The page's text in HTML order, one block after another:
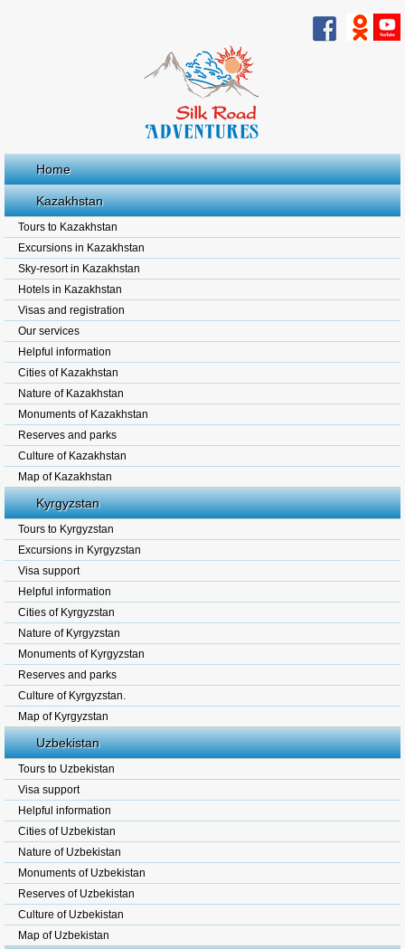
Home
Kazakhstan
Tours to Kazakhstan
Excursions in Kazakhstan
Sky-resort in Kazakhstan
Hotels in Kazakhstan
Visas and registration
Our services
Helpful information
Cities of Kazakhstan
Nature of Kazakhstan
Monuments of Kazakhstan
Reserves and parks
Culture of Kazakhstan
Map of Kazakhstan
Kyrgyzstan
Tours to Kyrgyzstan
Excursions in Kyrgyzstan
Visa support
Helpful information
Cities of Kyrgyzstan
Nature of Kyrgyzstan
Monuments of Kyrgyzstan
Reserves and parks
Culture of Kyrgyzstan.
Map of Kyrgyzstan
Uzbekistan
Tours to Uzbekistan
Visa support
Helpful information
Cities of Uzbekistan
Nature of Uzbekistan
Monuments of Uzbekistan
Reserves of Uzbekistan
Culture of Uzbekistan
Map of Uzbekistan